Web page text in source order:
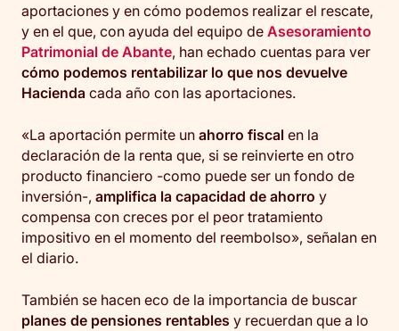
aportaciones y en cómo podemos realizar el rescate,
y en el que, con ayuda del equipo de Asesoramiento
Patrimonial de Abante, han echado cuentas para ver
cómo podemos rentabilizar lo que nos devuelve
Hacienda cada año con las aportaciones.
«La aportación permite un ahorro fiscal en la
declaración de la renta que, si se reinvierte en otro
producto financiero -como puede ser un fondo de
inversión-, amplifica la capacidad de ahorro y
compensa con creces por el peor tratamiento
impositivo en el momento del reembolso», señalan en
el diario.
También se hacen eco de la importancia de buscar
planes de pensiones rentables y recuerdan que a lo